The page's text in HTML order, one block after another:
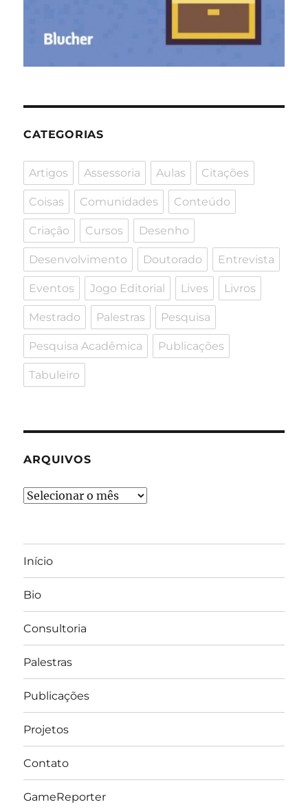
CATEGORIAS
Artigos Assessoria Aulas Citações
Coisas Comunidades Conteúdo
Criação Cursos Desenho
Desenvolvimento Doutorado Entrevista
Eventos Jogo Editorial Lives Livros
Mestrado Palestras Pesquisa
Pesquisa Acadêmica Publicações
Tabuleiro
ARQUIVOS
Arquivos
Início
Bio
Consultoria
Palestras
Publicações
Projetos
Contato
GameReporter